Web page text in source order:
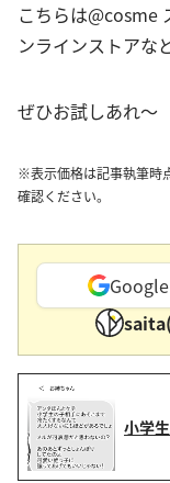
こちらは@cosme
ンラインストアな
ぜひお試しあれ〜
※表示価格は記事執筆時
確認ください。
小学